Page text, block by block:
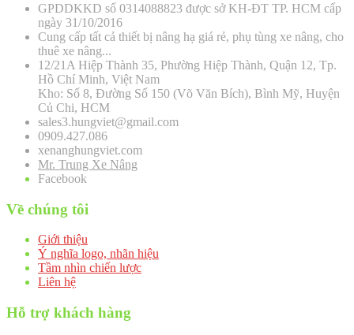
GPDDKKD số 0314088823 được sở KH-ĐT TP. HCM cấp
ngày 31/10/2016
Cung cấp tất cả thiết bị nâng hạ giá rẻ, phụ tùng xe nâng, cho
thuê xe nâng...
12/21A Hiệp Thành 35, Phường Hiệp Thành, Quận 12, Tp.
Hồ Chí Minh, Việt Nam
Kho: Số 8, Đường Số 150 (Võ Văn Bích), Bình Mỹ, Huyện
Củ Chi, HCM
sales3.hungviet@gmail.com
0909.427.086
xenanghungviet.com
Mr. Trung Xe Nâng
Facebook
Về chúng tôi
Giới thiệu
Ý nghĩa logo, nhãn hiệu
Tầm nhìn chiến lược
Liên hệ
Hỗ trợ khách hàng